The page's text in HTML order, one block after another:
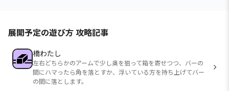
展開予定の遊び方 攻略記事
橋わたし
左右どちらかのアームで少し奥を狙って箱を寄せつつ、バーの
間にハマったら角を落とすか、浮いている方を持ち上げてバー
の間に落とします。